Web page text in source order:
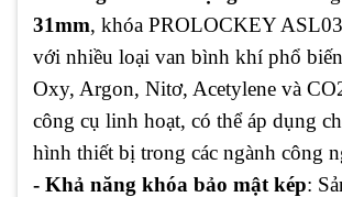
31mm, khóa PROLOCKEY
với nhiều loại van bình khí phổ
Oxy, Argon, Nitơ, Acetylene và
công cụ linh hoạt, có thể áp dụng
hình thiết bị trong các ngành công
- Khả năng khóa bảo mật kép: